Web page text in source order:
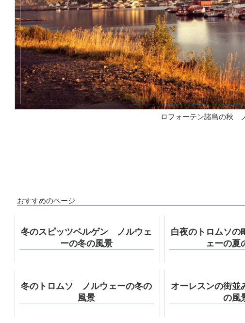
ロフォーテン諸島の秋
おすすめのページ:
冬のスピッツベルゲン ノルウェ
ーの冬の風景
白夜のトロムソ
ェーの夏
冬のトロムソ ノルウェーの冬の
風景
オーレスンの街
の風